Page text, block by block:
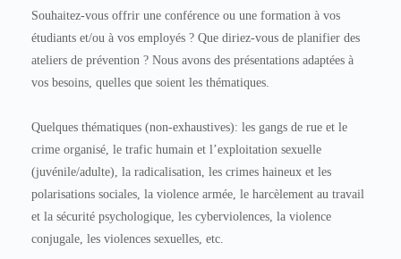
Souhaitez-vous offrir une conférence ou une formation à vos
étudiants et/ou à vos employés ? Que diriez-vous de planifier des
ateliers de prévention ? Nous avons des présentations adaptées à
vos besoins, quelles que soient les thématiques.
Quelques thématiques (non-exhaustives): les gangs de rue et le
crime organisé, le trafic humain et l’exploitation sexuelle
(juvénile/adulte), la radicalisation, les crimes haineux et les
polarisations sociales, la violence armée, le harcèlement au travail
et la sécurité psychologique, les cyberviolences, la violence
conjugale, les violences sexuelles, etc.